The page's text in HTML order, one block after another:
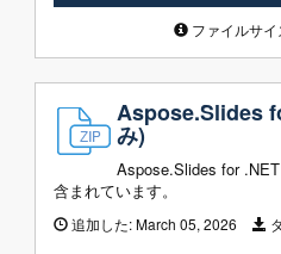
ファイルサ
Aspose.Slides
み)
Aspose.Slides for
含まれています。
追加した:March 05, 2026